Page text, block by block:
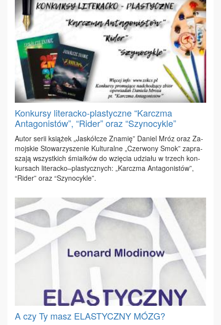
Konkursy literacko-plastyczne “Karczma
Antagonistów”, “Rider” oraz “Szynocykle”
Au­tor se­rii ksią­żek „Ja­skół­cze Zna­mię” Da­niel Mróz oraz Za­
moj­skie Sto­wa­rzy­sze­nie Kul­tu­ral­ne „Czer­wo­ny Smok” za­pra­
sza­ją wszyst­kich śmiał­ków do wzię­cia udzia­łu w trzech kon­
kur­sach li­te­rac­ko–pla­stycz­nych: „Karcz­ma An­ta­go­ni­stów”,
“Ri­der” oraz “Szy­no­cy­kle”.
A czy Ty masz ELASTYCZNY MÓZG?